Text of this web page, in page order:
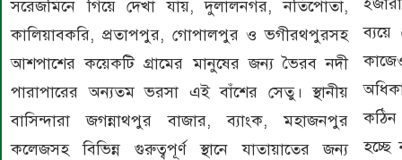
সরেজমিনে গিয়ে দেখা যায়, দুলালনগর, নতিপোতা,
কালিয়াবকরি, প্রতাপপুর, গোপালপুর ও ভগীরথপুরসহ
আশপাশের কয়েকটি গ্রামের মানুষের জন্য ভৈরব নদী
পারাপারের অন্যতম ভরসা এই বাঁশের সেতু। স্থানীয়
বাসিন্দারা জগন্নাথপুর বাজার, ব্যাংক, মহাজনপুর
কলেজসহ বিভিন্ন গুরুত্বপূর্ণ স্থানে যাতায়াতের জন্য
ব্যয়ে
কঠিন
হচ্ছে